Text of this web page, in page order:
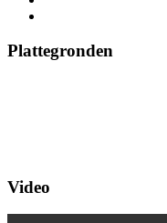
Plattegronden
Video